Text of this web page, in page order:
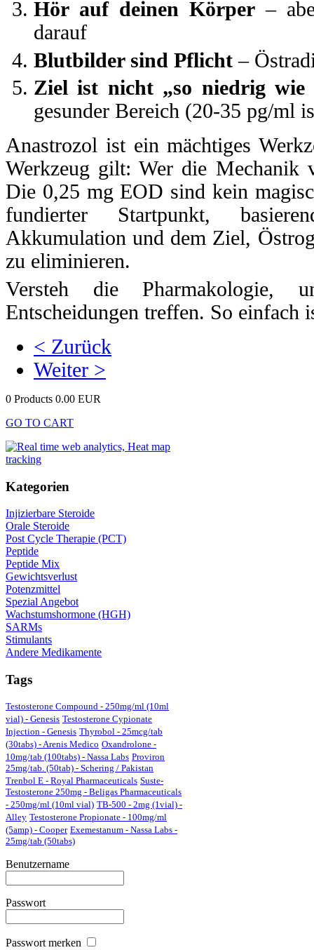
Hör auf deinen Körper –
darauf
Blutbilder sind Pflicht –
Ziel ist nicht „so niedrig wie
gesunder Bereich (20-35 pg/ml
Anastrozol ist ein mächtiges
Werkzeug gilt: Wer die Mechanik
Die 0,25 mg EOD sind kein
fundierter Startpunkt,
Akkumulation und dem Ziel,
zu eliminieren.
Versteh die Pharmakologie,
Entscheidungen treffen. So einfach
< Zurück
Weiter >
0 Products 0.00 EUR
GO TO CART
Kategorien
Injizierbare Steroide
Orale Steroide
Post Cycle Therapie (PCT)
Peptide
Peptide Mix
Gewichtsverlust
Potenzmittel
Spezial Angebot
Wachstumshormone (HGH)
SARMs
Stimulants
Andere Medikamente
Tags
Testosterone Compound - 250mg/ml (10ml
vial) - Genesis Testosterone Cypionate
Injection - Genesis Thyrobol - 25mcg/tab
(30tabs) - Arenis Medico Oxandrolone -
10mg/tab (100tabs) - Nassa Labs Proviron
25mg/tab. (50tab) - Schering / Pakistan
Trenbol E - Royal Pharmaceuticals Suste-
Testosterone 250mg - Beligas Pharmaceuticals
- 250mg/ml (10ml vial) TB-500 - 2mg (1vial) -
Alley Testosterone Propionate - 100mg/ml
(5amp) - Cooper Exemestanum - Nassa Labs -
25mg/tab (50tabs)
Benutzername
Passwort
Passwort merken